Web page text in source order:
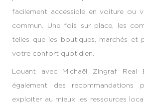
facilement accessible en voiture ou
commun. Une fois sur place, les
telles que les boutiques, marchés et
votre confort quotidien.
Louant avec Michaël Zingraf Real
également des recommandations
exploiter au mieux les ressources